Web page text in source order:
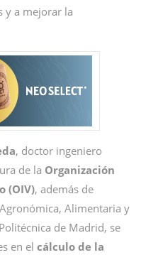
y a mejorar la
, doctor ingeniero
de la Organización
(OIV), además de
Alimentaria y
de Madrid, se
en el cálculo de la